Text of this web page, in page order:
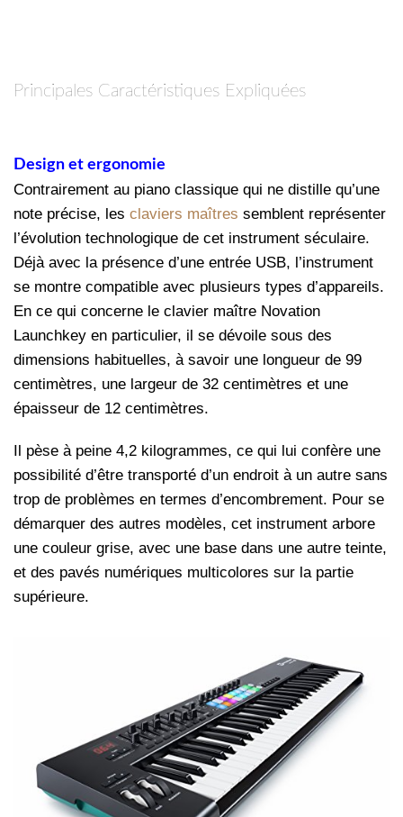
Principales Caractéristiques Expliquées
Design et ergonomie
Contrairement au piano classique qui ne distille qu’une
note précise, les claviers maîtres semblent représenter
l’évolution technologique de cet instrument séculaire.
Déjà avec la présence d’une entrée USB, l’instrument
se montre compatible avec plusieurs types d’appareils.
En ce qui concerne le clavier maître Novation
Launchkey en particulier, il se dévoile sous des
dimensions habituelles, à savoir une longueur de 99
centimètres, une largeur de 32 centimètres et une
épaisseur de 12 centimètres.
Il pèse à peine 4,2 kilogrammes, ce qui lui confère une
possibilité d’être transporté d’un endroit à un autre sans
trop de problèmes en termes d’encombrement. Pour se
démarquer des autres modèles, cet instrument arbore
une couleur grise, avec une base dans une autre teinte,
et des pavés numériques multicolores sur la partie
supérieure.